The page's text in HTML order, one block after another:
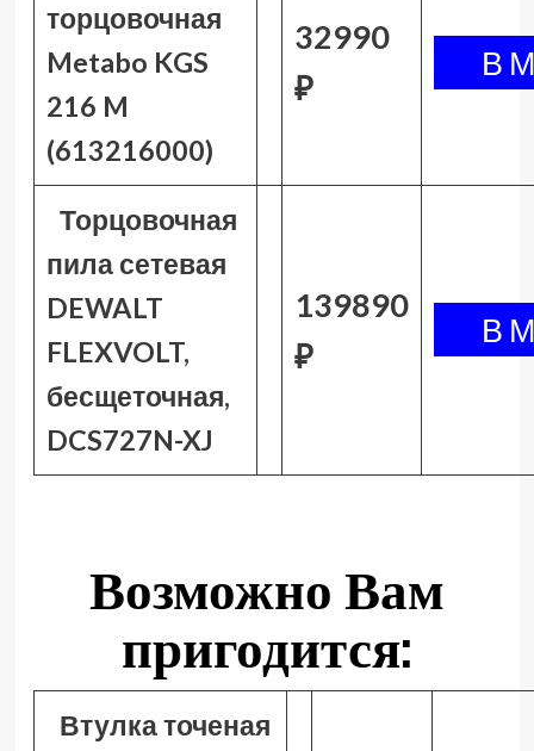
торцовочная
Metabo KGS
216 M
(613216000)
32990
₽
Торцовочная
пила сетевая
DEWALT
FLEXVOLT,
бесщеточная,
DCS727N-XJ
139890
₽
Возможно Вам
пригодится:
Втулка точеная